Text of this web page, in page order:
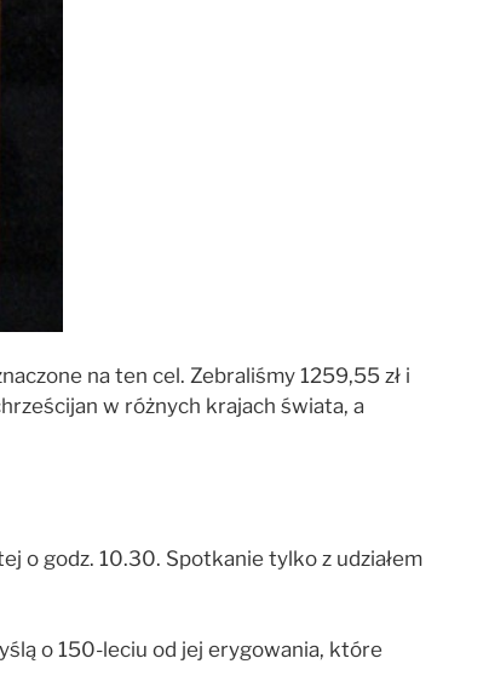
na ten cel. Zebraliśmy 1259,55 zł i
w różnych krajach świata, a
o godz. 10.30. Spotkanie tylko z udziałem
o 150-leciu od jej erygowania, które